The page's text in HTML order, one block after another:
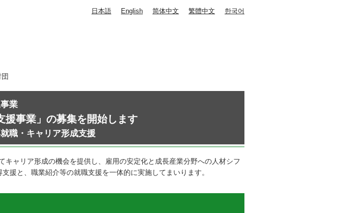
日本語 English 简体中文 繁體中文 한국어
業
援事業」の募集を開始します
職・キャリア形成支援
ャリア形成の機会を提供し、雇用の安定化と成長産業分野への人材シフ
援と、職業紹介等の就職支援を一体的に実施してまいります。